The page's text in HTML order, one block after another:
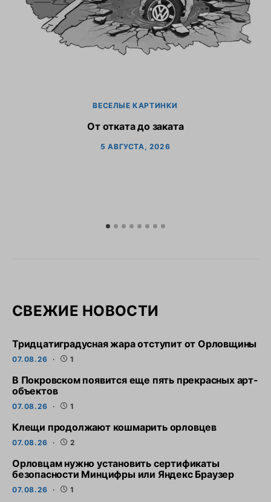
ВЕСЕЛЫЕ КАРТИНКИ
От отката до заката
5 АВГУСТА, 2026
СВЕЖИЕ НОВОСТИ
Тридцатиградусная жара отступит от Орловщины
07.08.26 1
В Покровском появится еще пять прекрасных арт-
объектов
07.08.26 1
Клещи продолжают кошмарить орловцев
07.08.26 2
Орловцам нужно установить сертификаты
безопасности Минцифры или Яндекс Браузер
07.08.26 1